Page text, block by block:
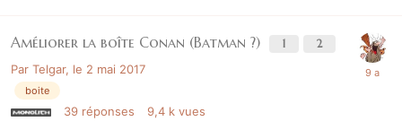
Améliorer la boîte Conan (Batman ?) 1 2
Par Telgar, le 2 mai 2017
boite
39 réponses 9,4 k vues